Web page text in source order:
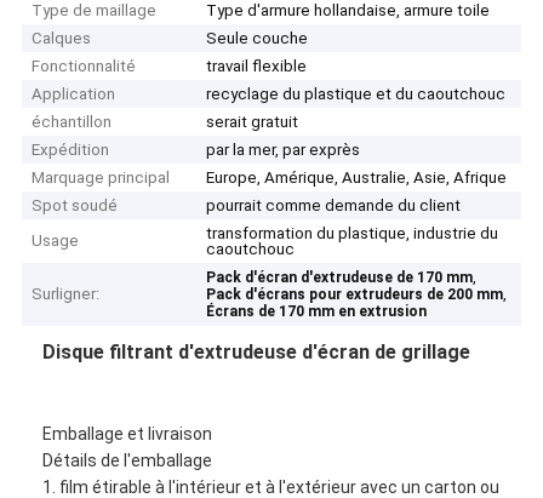
Type de maillage
Type d'armure hollandaise, armure toile
Calques
Seule couche
Fonctionnalité
travail flexible
Application
recyclage du plastique et du caoutchouc
échantillon
serait gratuit
Expédition
par la mer, par exprès
Marquage principal
Europe, Amérique, Australie, Asie, Afrique
Spot soudé
pourrait comme demande du client
Usage
transformation du plastique, industrie du
caoutchouc
Surligner:
Pack d'écran d'extrudeuse de 170 mm,
Pack d'écrans pour extrudeurs de 200 mm,
Écrans de 170 mm en extrusion
Disque filtrant d'extrudeuse d'écran de grillage
Emballage et livraison
Détails de l'emballage
1. film étirable à l'intérieur et à l'extérieur avec un carton ou